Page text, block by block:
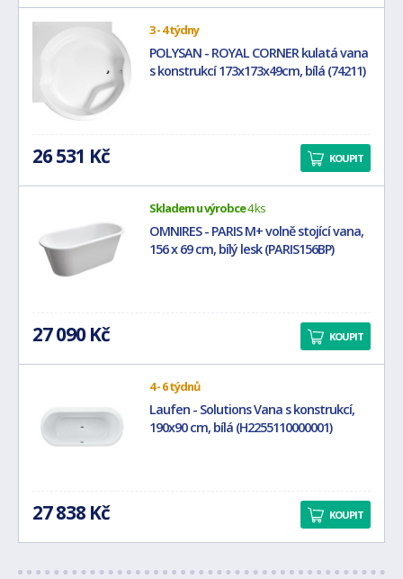
3 - 4 týdny
POLYSAN - ROYAL CORNER kulatá vana
s konstrukcí 173x173x49cm, bílá (74211)
26 531 Kč KOUPIT
Skladem u výrobce4 ks
OMNIRES - PARIS M+ volně stojící vana,
156 x 69 cm, bílý lesk (PARIS156BP)
27 090 Kč KOUPIT
4 - 6 týdnů
Laufen - Solutions Vana s konstrukcí,
190x90 cm, bílá (H2255110000001)
27 838 Kč KOUPIT